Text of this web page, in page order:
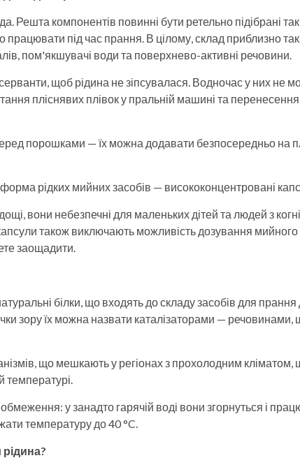
Решта компонентів повинні бути ретельно підібрані
працювати під час прання. В цілому, склад приблизно
пом'якшувачі води та поверхнево-активні речовини.
щоб рідина не зіпсувалася. Водночас у них не
пліснявих плівок у пральній машині та
порошками — їх можна додавати безпосередньо на
рідких мийних засобів — висококонцентровані
вони небезпечні для маленьких дітей та людей з
також виключають можливість дозування
заощадити.
білки, що входять до складу засобів для
зору їх можна назвати каталізаторами —
що мешкають у регіонах з прохолодним кліматом,
температурі.
у занадто гарячій воді вони згорнуться і
температуру до 40 °C.